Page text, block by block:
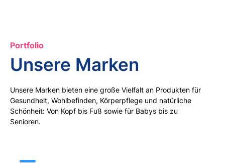
Portfolio
Unsere Marken
Unsere Marken bieten eine große Vielfalt an Produkten für
Gesundheit, Wohlbefinden, Körperpflege und natürliche
Schönheit: Von Kopf bis Fuß sowie für Babys bis zu
Senioren.